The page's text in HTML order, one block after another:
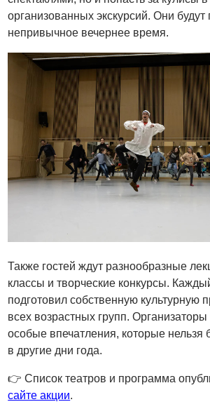
организованных экскурсий. Они будут
непривычное вечернее время.
Также гостей ждут разнообразные
классы и творческие конкурсы.
подготовил собственную культурную
всех возрастных групп.
особые впечатления, которые нельзя
в другие дни года.
👉 Список театров и программа
сайте акции.